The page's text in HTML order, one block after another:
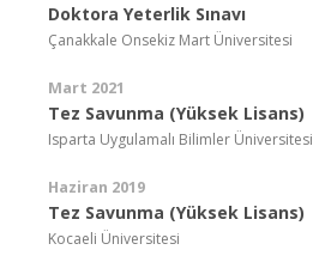
Doktora Yeterlik Sınavı
Çanakkale Onsekiz Mart Üniversitesi
Mart 2021
Tez Savunma (Yüksek Lisans)
Isparta Uygulamalı Bilimler Üniversitesi
Haziran 2019
Tez Savunma (Yüksek Lisans)
Kocaeli Üniversitesi